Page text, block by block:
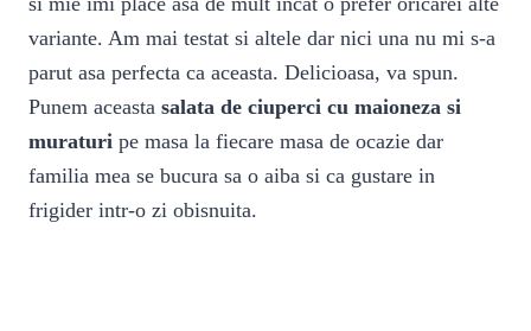
variante. Am mai testat si altele dar nici una nu mi s-a
parut asa perfecta ca aceasta. Delicioasa, va spun.
Punem aceasta salata de ciuperci cu maioneza si
muraturi pe masa la fiecare masa de ocazie dar
familia mea se bucura sa o aiba si ca gustare in
frigider intr-o zi obisnuita.